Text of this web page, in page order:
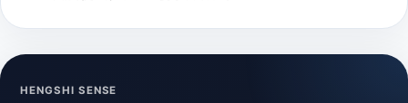
HENGSHI SENSE